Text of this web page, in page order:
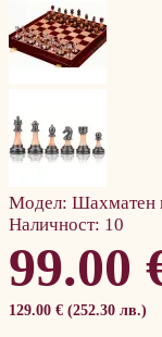
Модел: Шахматен
Наличност: 10
99.00
129.00 € (252.30 лв.)